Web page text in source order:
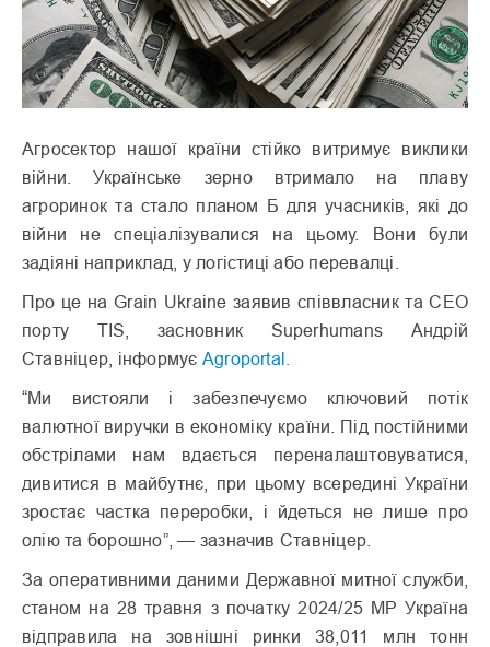
Агросектор нашої країни стійко витримує виклики
війни. Українське зерно втримало на плаву
агроринок та стало планом Б для учасників, які до
війни не спеціалізувалися на цьому. Вони були
задіяні наприклад, у логістиці або перевалці.
Про це на Grain Ukraine заявив співвласник та CEO
порту TIS, засновник Superhumans Андрій
Ставніцер, інформує Agroportal.
“Ми вистояли і забезпечуємо ключовий потік
валютної виручки в економіку країни. Під постійними
обстрілами нам вдається переналаштовуватися,
дивитися в майбутнє, при цьому всередині України
зростає частка переробки, і йдеться не лише про
олію та борошно”, — зазначив Ставніцер.
За оперативними даними Державної митної служби,
станом на 28 травня з початку 2024/25 МР Україна
відправила на зовнішні ринки 38,011 млн тонн